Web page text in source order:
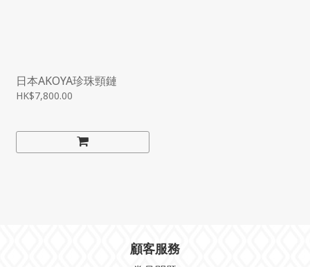
日本AKOYA珍珠頸鏈
HK$7,800.00
顧客服務